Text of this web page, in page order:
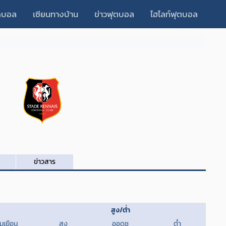
อล เซียนทางบ้าน ข่าวฟุตบอล ไฮไลท์ฟุตบอล
ข่าวสาร
สูง/ต่ำ
เยือน
สูง ออดช ต่ำ